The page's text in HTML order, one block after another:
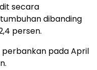
secara
dibanding
persen.
perbankan pada April